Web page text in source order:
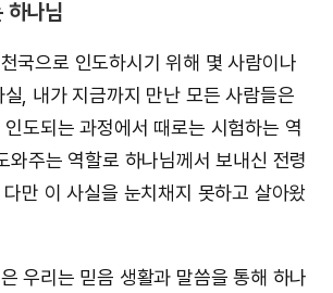
하나님
국으로 인도하시기 위해 몇 사람이나
, 내가 지금까지 만난 모든 사람들은
도되는 과정에서 때로는 시험하는 역
와주는 역할로 하나님께서 보내신 전령
만 이 사실을 눈치채지 못하고 살아왔
우리는 믿음 생활과 말씀을 통해 하나